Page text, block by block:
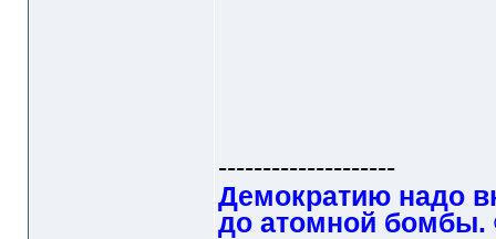
--------------------
Демократию надо
до атомной бомбы.